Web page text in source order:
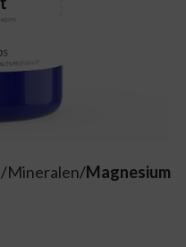
Mineralen Magnesium